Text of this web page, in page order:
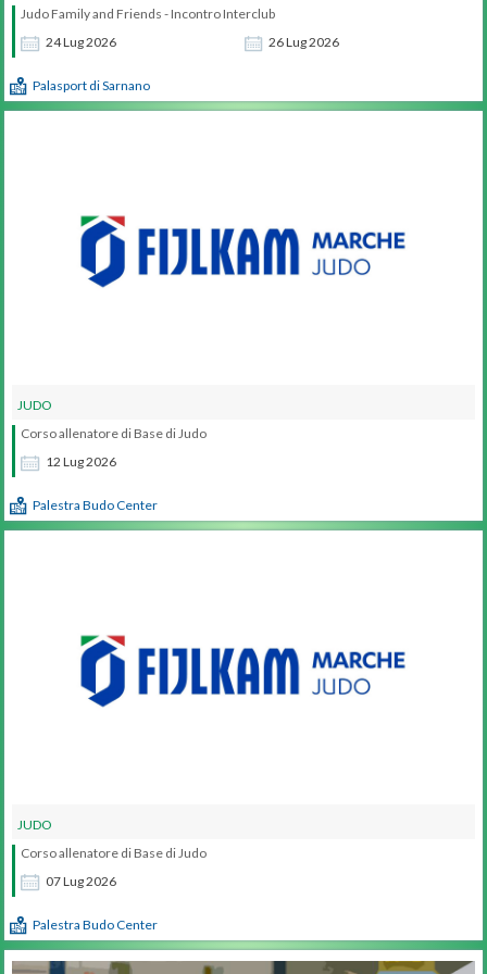
24Lug2026 26Lug2026
Judo Family and Friends - Incontro Interclub
Palasport di Sarnano
JUDO
12 Lug2026
Corso allenatore di Base di Judo
Palestra Budo Center
JUDO
07Lug2026
Corso allenatore di Base di Judo
Palestra Budo Center